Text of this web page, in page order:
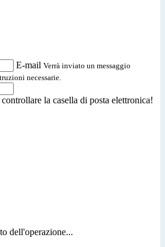
E-mail Verrà inviato un messaggio
necessarie.
la casella di posta elettronica!
dell'operazione...